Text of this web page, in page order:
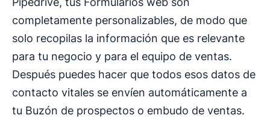
completamente personalizables, de modo que
solo recopilas la información que es relevante
para tu negocio y para el equipo de ventas.
Después puedes hacer que todos esos datos de
contacto vitales se envíen automáticamente a
tu Buzón de prospectos o embudo de ventas.